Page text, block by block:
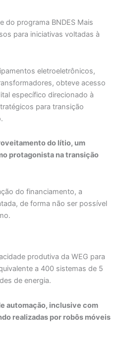
do programa BNDES Mais
para iniciativas voltadas à
eletroeletrônicos,
obteve acesso
específico direcionado à
para transição
do lítio, um
protagonista na transição
do financiamento, a
de forma não ser possível
produtiva da WEG para
a 400 sistemas de 5
de energia.
automação, inclusive com
realizadas por robôs móveis